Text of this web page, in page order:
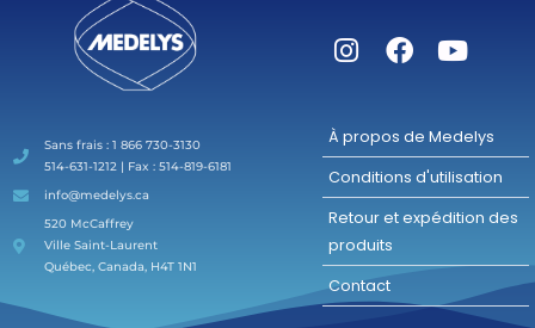
Sans frais : 1 866 730-3130
514-631-1212 | Fax : 514-819-6181
info@medelys.ca
520 McCaffrey
Ville Saint-Laurent
Québec, Canada, H4T 1N1
À propos de Medelys
Conditions d'utilisation
Retour et expédition des
produits
Contact